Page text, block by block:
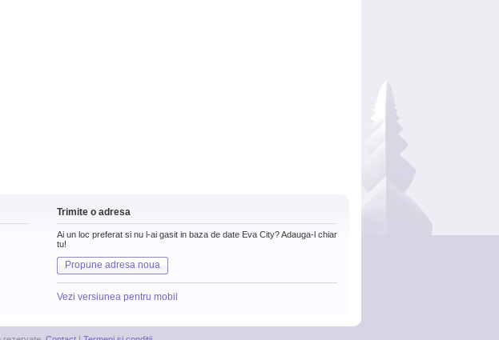
Trimite o adresa
Ai un loc preferat si nu l-ai gasit in baza de date Eva City? Adauga-l chiar
tu!
Propune adresa noua
Vezi versiunea pentru mobil